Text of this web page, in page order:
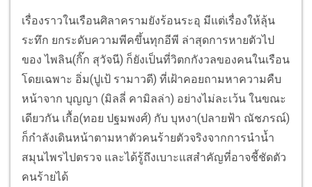
เรื่องราวในเรือนศิลาครามยังร้อนระอุ มีแต่เรื่องให้ลุ้น
ระทึก ยกระดับความพีคขึ้นทุกอีพี ล่าสุดการหายตัวไป
ของ ไพลิน(กิ๊ก สุวัจนี) ก็ยังเป็นที่วิตกกังวลของคนในเรือน
โดยเฉพาะ อิ่ม(ปูเป้ รามาวดี) ที่เฝ้าคอยถามหาความคืบ
หน้าจาก บุญญา (มิลลี่ คามิลล่า) อย่างไม่ละเว้น ในขณะ
เดียวกัน เกื้อ(ทอย ปฐมพงศ์) กับ บุหงา(ปลายฟ้า ณัชภรณ์)
ก็กำลังเดินหน้าตามหาตัวคนร้ายตัวจริงจากการนำน้ำ
สมุนไพรไปตรวจ และได้รู้ถึงเบาะแสสำคัญที่อาจชี้ชัดตัว
คนร้ายได้